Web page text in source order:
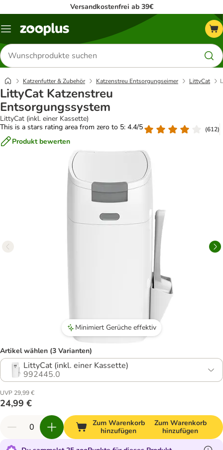
Versandkostenfrei ab 39€
Menü
Produkte
suchen
Katzenfutter & Zubehör Katzenstreu Entsorgungseimer LittyCat
LittyCat Katzenstreu
Entsorgungssystem
LittyCat (inkl. einer Kassette)
This is a stars rating area from zero to 5: 4.4/5
(612)
Produkt bewerten
Minimiert Gerüche effektiv
Artikel wählen (3 Varianten)
LittyCat (inkl. einer Kassette)
992445.0
UVP 29,99 €
24,99 €
Zum Warenkorb
hinzufügen
Zum Warenkorb
hinzufügen